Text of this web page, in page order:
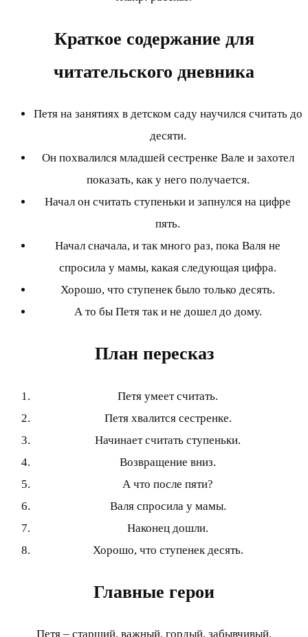
Краткое содержание для
читательского дневника
Петя на занятиях в детском саду научился считать до
десяти.
Он похвалился младшей сестренке Вале и захотел
показать, как у него получается.
Начал он считать ступеньки и запнулся на цифре
пять.
Начал сначала, и так много раз, пока Валя не
спросила у мамы, какая следующая цифра.
Хорошо, что ступенек было только десять.
А то бы Петя так и не дошел до дому.
План пересказ
Петя умеет считать.
Петя хвалится сестренке.
Начинает считать ступеньки.
Возвращение вниз.
А что после пяти?
Валя спросила у мамы.
Наконец дошли.
Хорошо, что ступенек десять.
Главные герои
Петя – старший, важный, гордый, забывчивый.